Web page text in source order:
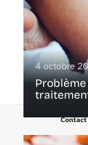
4 octobre
Problème
Contact